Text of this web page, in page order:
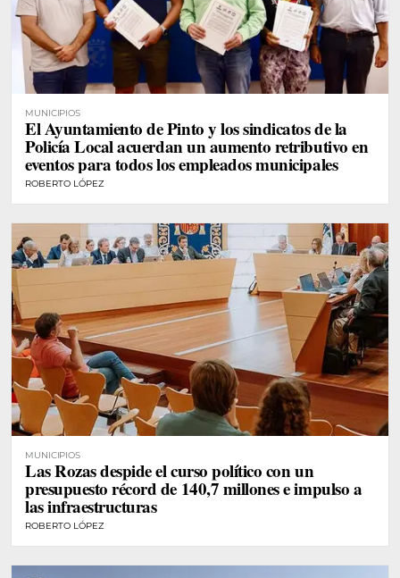
MUNICIPIOS
El Ayuntamiento de Pinto y los sindicatos de la
Policía Local acuerdan un aumento retributivo en
eventos para todos los empleados municipales
ROBERTO LÓPEZ
MUNICIPIOS
Las Rozas despide el curso político con un
presupuesto récord de 140,7 millones e impulso a
las infraestructuras
ROBERTO LÓPEZ